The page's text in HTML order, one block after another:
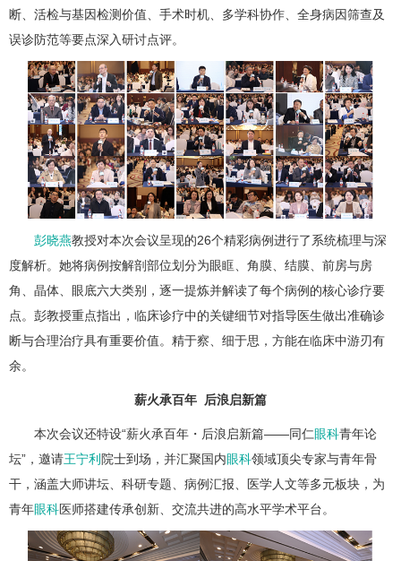
断、活检与基因检测价值、手术时机、多学科协作、全身病因筛查及
误诊防范等要点深入研讨点评。
彭晓燕教授对本次会议呈现的26个精彩病例进行了系统梳理与深
度解析。她将病例按解剖部位划分为眼眶、角膜、结膜、前房与房
角、晶体、眼底六大类别，逐一提炼并解读了每个病例的核心诊疗要
点。彭教授重点指出，临床诊疗中的关键细节对指导医生做出准确诊
断与合理治疗具有重要价值。精于察、细于思，方能在临床中游刃有
余。
薪火承百年 后浪启新篇
本次会议还特设“薪火承百年・后浪启新篇——同仁眼科青年论
坛”，邀请王宁利 院士到场，并汇聚国内眼科领域顶尖专家与青年骨
干，涵盖大师讲坛、科研专题、病例汇报、医学人文等多元板块，为
青年眼科医师搭建传承创新、交流共进的高水平学术平台。